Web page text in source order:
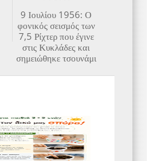
9 Ιουλίου 1956: Ο
φονικός σεισμός των
7,5 Ρίχτερ που έγινε
στις Κυκλάδες και
σημειώθηκε τσουνάμι